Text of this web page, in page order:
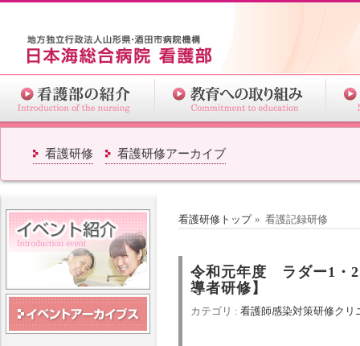
看護研修 看護研修アーカイブ
看護研修トップ » 看護記録研修
令和元年度 ラダー1・2
導者研修】
カテゴリ : 看護師感染対策研修クリ